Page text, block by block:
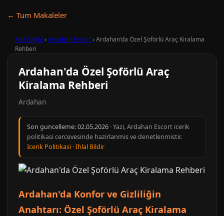
← Tum Makaleler
Ana Sayfa › Ardahan Escort› Ardahan'da Özel Şoförlü Araç Kiralama
Rehberi
Ardahan'da Özel Şoförlü Araç
Kiralama Rehberi
Ardahan
Son guncelleme:02.05.2026 · Yazi, Ardahan Escort icerik
politikasi cercevesinde hazirlanmis ve denetlenmistir.
Icerik Politikasi ·Ihlal Bildir
Ardahan'da Konfor ve Gizliliğin
Anahtarı: Özel Şoförlü Araç Kiralama